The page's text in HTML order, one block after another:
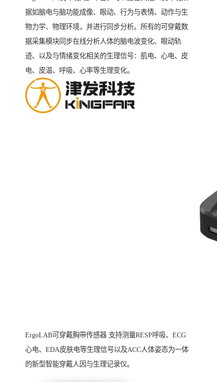
据如脑电与脑功能成像、眼动、行为与表情、动作与生
物力学、物理环境，并进行同步分析。所有的可穿戴数
据采集模块同步在线分析人体的脑电波变化、眼动轨
迹、以及与情绪变化相关的生理信号：肌电、心电、皮
电、皮温、呼吸、心率等生理变化。
ErgoLAB可穿戴胸带传感器 支持测量RESP呼吸、ECG
心电、EDA皮肤电等生理信号以及ACC人体姿态为一体
的新型智能穿戴人因与生理记录仪。